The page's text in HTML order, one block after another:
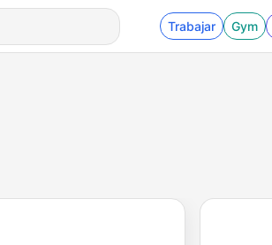
Trabajar Gym